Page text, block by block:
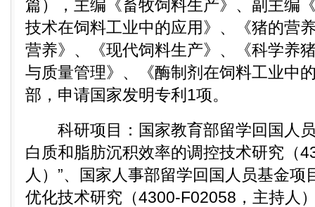
篇），主编《畜牧饲料生产》、副主编
技术在饲料工业中的应用》、《猪的营
营养》、《现代饲料生产》、《科学养
与质量管理》、《酶制剂在饲料工业中
部，申请国家发明专利1项。
科研项目：国家教育部留学回国人员
白质和脂肪沉积效率的调控技术研究（
人）”、国家人事部留学回国人员基金项
优化技术研究（4300-F02058，主持人